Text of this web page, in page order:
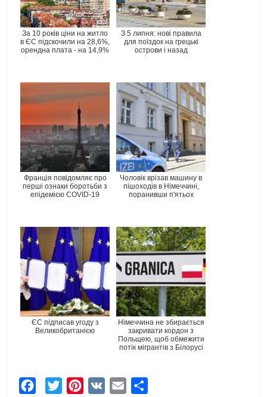
За 10 років ціни на житло
в ЄС підскочили на 28,6%,
орендна плата - на 14,9%
З 5 липня: нові правила
для поїздок на грецькі
острови і назад
Франція повідомляє про
перші ознаки боротьби з
епідемією COVID-19
Чоловік врізав машину в
пішоходів в Німеччині,
поранивши п'ятьох
ЄС підписав угоду з
Великобританією
Німеччина не збирається
закривати кордон з
Польщею, щоб обмежити
потік мігрантів з Білорусі